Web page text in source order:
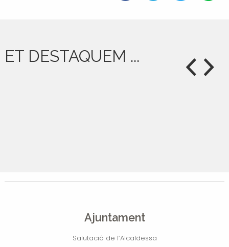
ET DESTAQUEM ...
Ajuntament
Salutació de l’Alcaldessa